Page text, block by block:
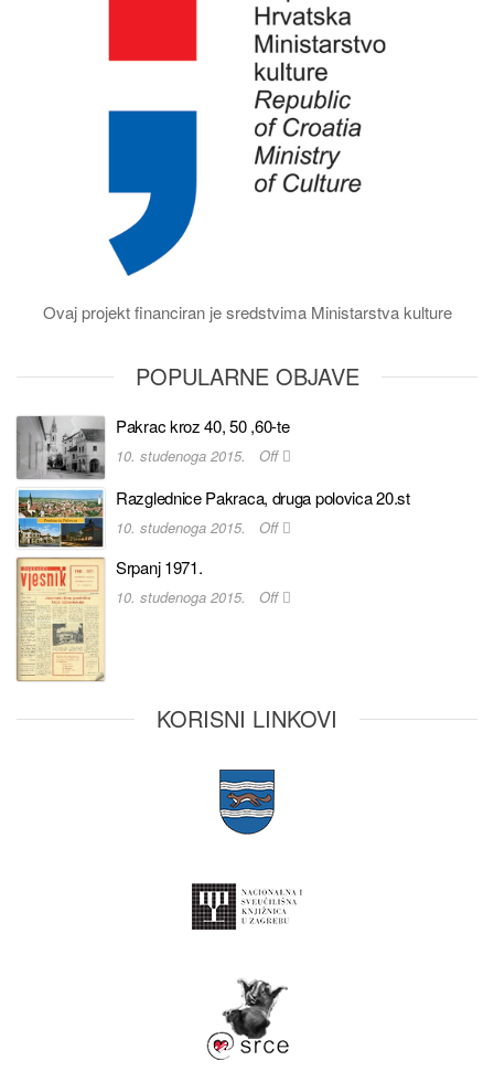
Ovaj projekt financiran je sredstvima Ministarstva kulture
POPULARNE OBJAVE
Pakrac kroz 40, 50 ,60-te
10. studenoga 2015. Off
Razglednice Pakraca, druga polovica 20.st
10. studenoga 2015. Off
Srpanj 1971.
10. studenoga 2015. Off
KORISNI LINKOVI